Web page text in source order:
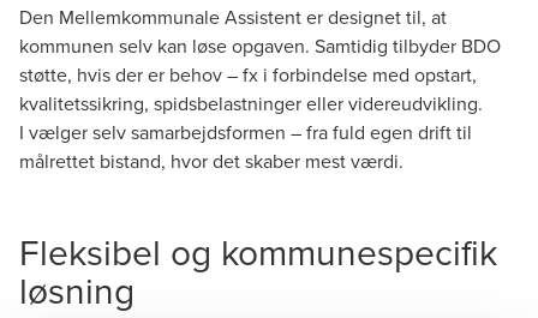
Den Mellemkommunale Assistent er designet til, at
kommunen selv kan løse opgaven. Samtidig tilbyder BDO
støtte, hvis der er behov – fx i forbindelse med opstart,
kvalitetssikring, spidsbelastninger eller videreudvikling.
I vælger selv samarbejdsformen – fra fuld egen drift til
målrettet bistand, hvor det skaber mest værdi.
Fleksibel og kommunespecifik
løsning